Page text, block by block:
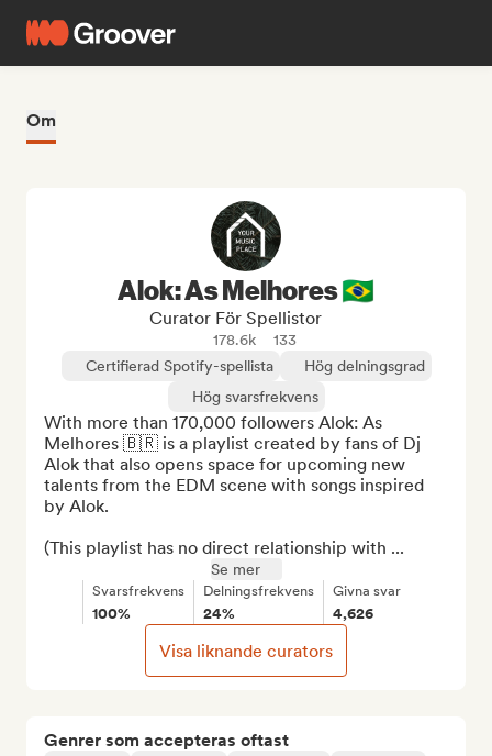
Om
Genrer som accepteras oftast
Alok: As Melhores 🇧🇷
Curator För Spellistor
178.6k
133
Certifierad Spotify-spellista
Hög delningsgrad
Hög svarsfrekvens
With more than 170,000 followers Alok: As
Melhores 🇧🇷 is a playlist created by fans of Dj
Alok that also opens space for upcoming new
talents from the EDM scene with songs inspired
by Alok.
(This playlist has no direct relationship with ...
Se mer
Svarsfrekvens
100%
Delningsfrekvens
24%
Givna svar
4,626
Visa liknande curators